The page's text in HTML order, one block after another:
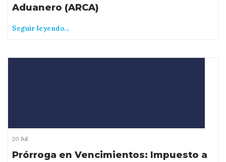
Aduanero (ARCA)
Seguir leyendo...
20 Jul
Prórroga en Vencimientos: Impuesto a